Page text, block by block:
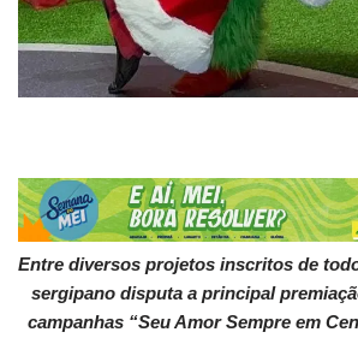
Entre diversos projetos inscritos de
sergipano disputa a principal
campanhas “Seu Amor Sempre em